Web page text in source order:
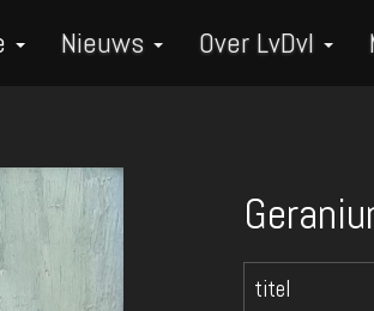
Nieuws Over LvDvI
titel